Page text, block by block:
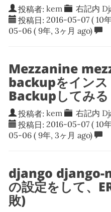
投稿者: kem 右記内
投稿日: 2016-05-07 ( 10
05-06 ( 9年, 3ヶ月 ago)
Mezzanine
backupをインス
Backupしてみる
投稿者: kem 右記内
投稿日: 2016-05-07 ( 10
05-06 ( 9年, 3ヶ月 ago)
django django-
の設定をして、
敗)